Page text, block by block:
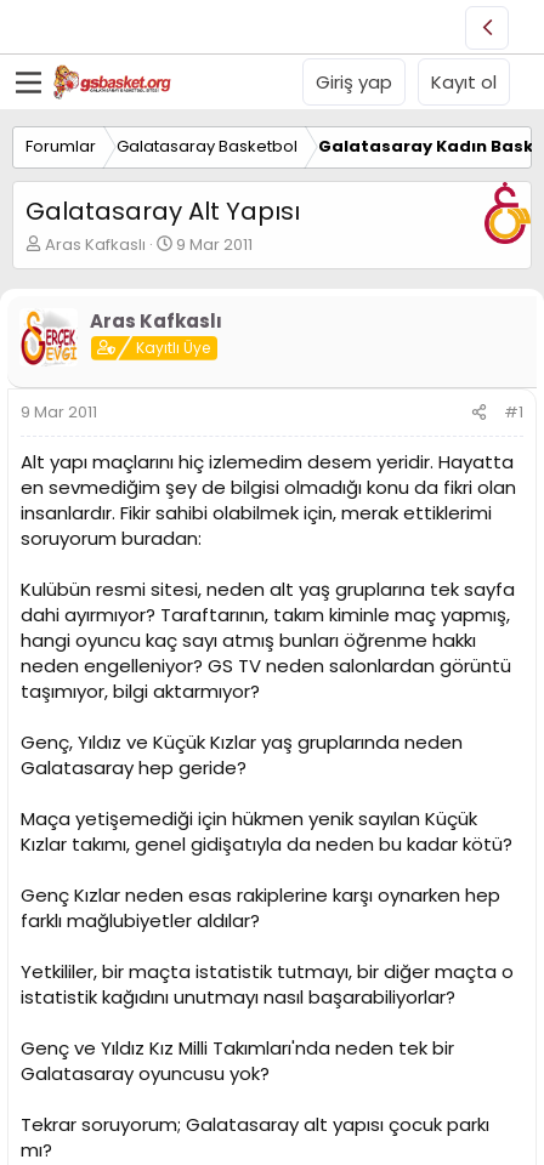
Giriş yap Kayıt ol
Forumlar Galatasaray Basketbol Galatasaray Kadın
Galatasaray Alt Yapısı
K
o
u
y
u
B
a
ş
l
a
a
n
Aras Kafkaslı
B
a
l
a
n
ı
t
a
r
i
h
i
9 Mar 2011
Aras Kafkaslı
Kayıtlı Üye
9 Mar 2011 #1
Alt yapı maçlarını hiç izlemedim desem yeridir. Hayatta
en sevmediğim şey de bilgisi olmadığı konu da fikri olan
insanlardır. Fikir sahibi olabilmek için, merak ettiklerimi
soruyorum buradan:
Kulübün resmi sitesi, neden alt yaş gruplarına tek sayfa
dahi ayırmıyor? Taraftarının, takım kiminle maç yapmış,
hangi oyuncu kaç sayı atmış bunları öğrenme hakkı
neden engelleniyor? GS TV neden salonlardan görüntü
taşımıyor, bilgi aktarmıyor?
Genç, Yıldız ve Küçük Kızlar yaş gruplarında neden
Galatasaray hep geride?
Maça yetişemediği için hükmen yenik sayılan Küçük
Kızlar takımı, genel gidişatıyla da neden bu kadar kötü?
Genç Kızlar neden esas rakiplerine karşı oynarken hep
farklı mağlubiyetler aldılar?
Yetkililer, bir maçta istatistik tutmayı, bir diğer maçta o
istatistik kağıdını unutmayı nasıl başarabiliyorlar?
Genç ve Yıldız Kız Milli Takımları'nda neden tek bir
Galatasaray oyuncusu yok?
Tekrar soruyorum; Galatasaray alt yapısı çocuk parkı
mı?